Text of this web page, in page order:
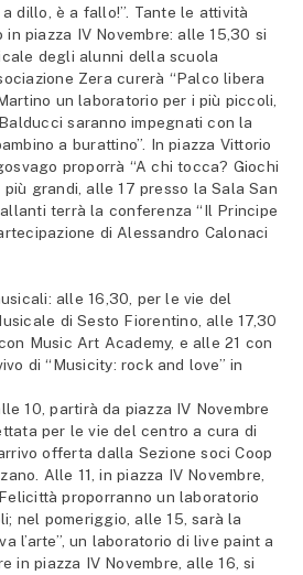
dillo, è a fallo!”. Tante le attività
piazza IV Novembre: alle 15,30 si
degli alunni della scuola
Zera curerà “Palco libera
un laboratorio per i più piccoli,
saranno impegnati con la
a burattino”. In piazza Vittorio
proporrà “A chi tocca? Giochi
più grandi, alle 17 presso la Sala San
terrà la conferenza “Il Principe
di Alessandro Calonaci
alle 16,30, per le vie del
di Sesto Fiorentino, alle 17,30
Music Art Academy, e alle 21 con
di “Musicity: rock and love” in
10, partirà da piazza IV Novembre
per le vie del centro a cura di
offerta dalla Sezione soci Coop
Alle 11, in piazza IV Novembre,
proporranno un laboratorio
nel pomeriggio, alle 15, sarà la
l’arte”, un laboratorio di live paint a
in piazza IV Novembre, alle 16, si